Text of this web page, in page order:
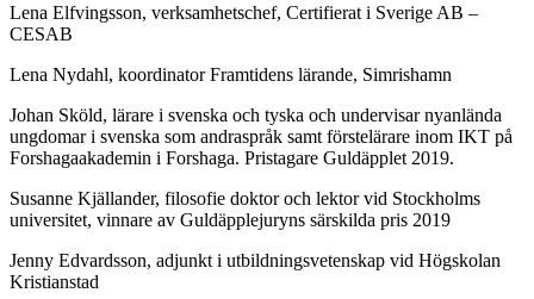
Lena Elfvingsson, verksamhetschef, Certifierat i Sverige AB –
CESAB
Lena Nydahl, koordinator Framtidens lärande, Simrishamn
Johan Sköld, lärare i svenska och tyska och undervisar nyanlända
ungdomar i svenska som andraspråk samt förstelärare inom IKT på
Forshagaakademin i Forshaga. Pristagare Guldäpplet 2019.
Susanne Kjällander, filosofie doktor och lektor vid Stockholms
universitet, vinnare av Guldäpplejuryns särskilda pris 2019
Jenny Edvardsson, adjunkt i utbildningsvetenskap vid Högskolan
Kristianstad